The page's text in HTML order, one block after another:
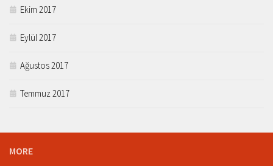
Ekim 2017
Eylül 2017
Ağustos 2017
Temmuz 2017
MORE